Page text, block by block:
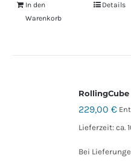
In den
Warenkorb
Details
RollingCube
229,00€
Lieferzeit: ca.
Bei